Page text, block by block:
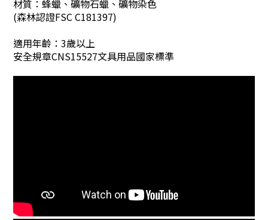
材質：蜂蠟、礦物石蠟、礦物染色
(森林認證FSC C181397)
適用年齡：3歲以上
安全規章CNS15527文具用品國家標準